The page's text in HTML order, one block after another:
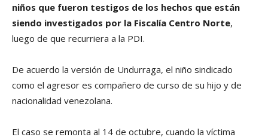
niños que fueron testigos de los hechos que están
siendo investigados por la Fiscalía Centro Norte,
luego de que recurriera a la PDI.
De acuerdo la versión de Undurraga, el niño sindicado
como el agresor es compañero de curso de su hijo y de
nacionalidad venezolana.
El caso se remonta al 14 de octubre, cuando la víctima